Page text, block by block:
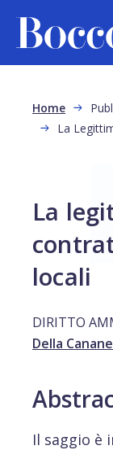
Home
La
La
locali
DIRITTO
Della
Il saggio è